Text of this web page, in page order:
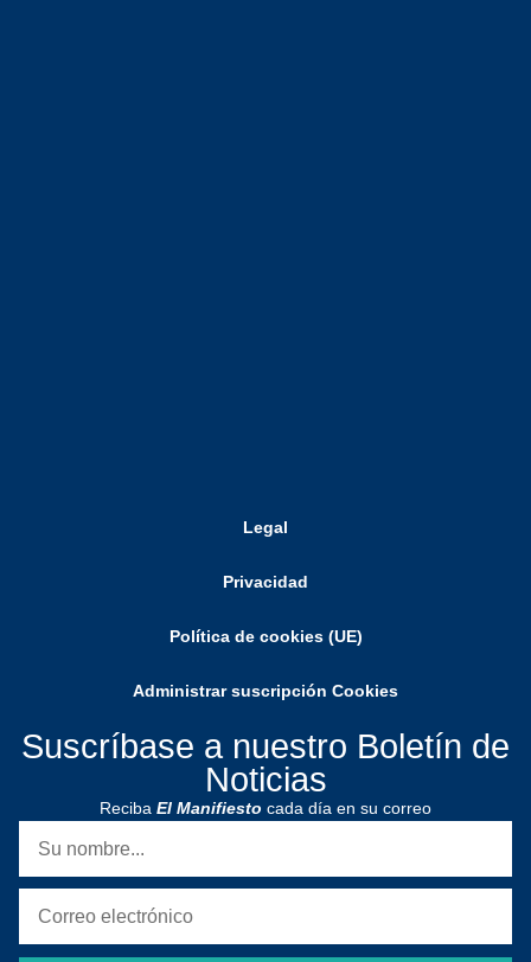
Legal
Privacidad
Política de cookies (UE)
Administrar suscripción Cookies
Suscríbase a nuestro Boletín de
Noticias
Reciba El Manifiesto cada día en su correo